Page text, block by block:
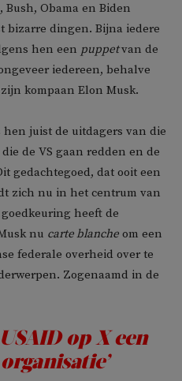
Obama en Biden
bizarre dingen. Bijna iedere
hen een puppetvan de
iedereen, behalve
kompaan Elon Musk.
juist de uitdagers van die
de VS gaan redden en de
gedachtegoed, dat ooit een
zich nu in het centrum van
heeft de
nu carte blanche om een
federale overheid over te
Zogenaamd in de
op X een